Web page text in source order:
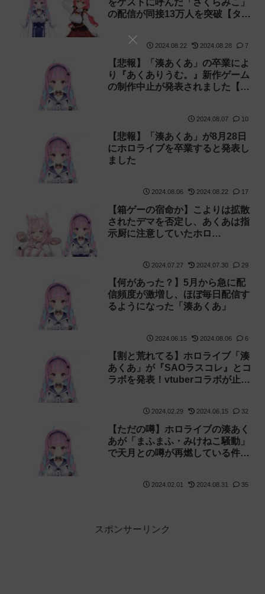
の配信が同接13万人を突破【タイ
2024.08.22 2024.08.28 7
【悲報】「湊あくあ」の卒業によ
り『あくありうむ。』新作ゲーム
の制作中止が発表されました【あ
2024.08.07 10
【悲報】「湊あくあ」が8月28日
にホロライブを卒業すると発表し
ました
2024.08.06 2024.08.22 17
【箱ゲーの宿命か】こよりは拡散
されたデマを否定し、あくあは指
示厨に注意していたホロ
2024.07.27 2024.07.30 29
【何があった？】5月から急に配
信頻度が激増し、ほぼ毎日配信す
るようになった「湊あくあ」
2024.06.15 2024.08.06 6
【割と荒れてる】ホロライブ「湊
あくあ」が『SAOラスコレ』とコ
ラボを発表！vtuberコラボが止ま
2024.02.29 2024.06.15 32
【ただの噂】ホロライブの湊あく
あが「まふまふ・みけねこ騒動」
で天月との噂が再燃している件に
2024.02.01 2024.08.31 35
スポンサーリンク